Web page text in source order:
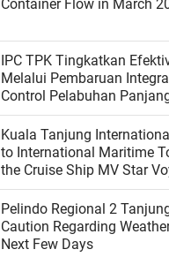
Container Flow in March
IPC TPK Tingkatkan
Melalui Pembaruan
Control Pelabuhan
Kuala Tanjung
to International Maritime
the Cruise Ship MV Star
Pelindo Regional 2
Caution Regarding
Next Few Days